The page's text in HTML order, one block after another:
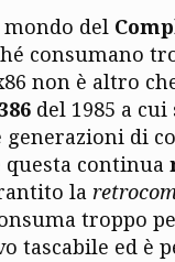
del
consumano
non è altro
del 1985 a
di
continua
la
troppo
tascabile ed è